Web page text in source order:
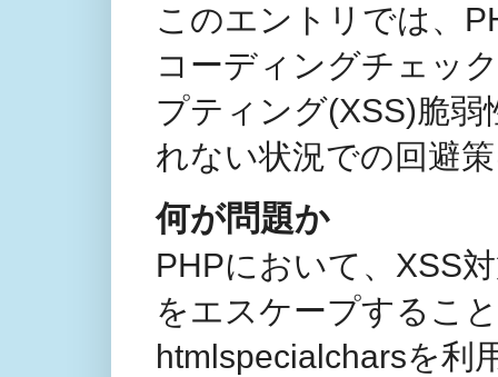
このエントリでは、
コーディングチェッ
プティング(XSS)脆
れない状況での回避
何が問題か
PHPにおいて、XSS
をエスケープするこ
htmlspecialcharsを利